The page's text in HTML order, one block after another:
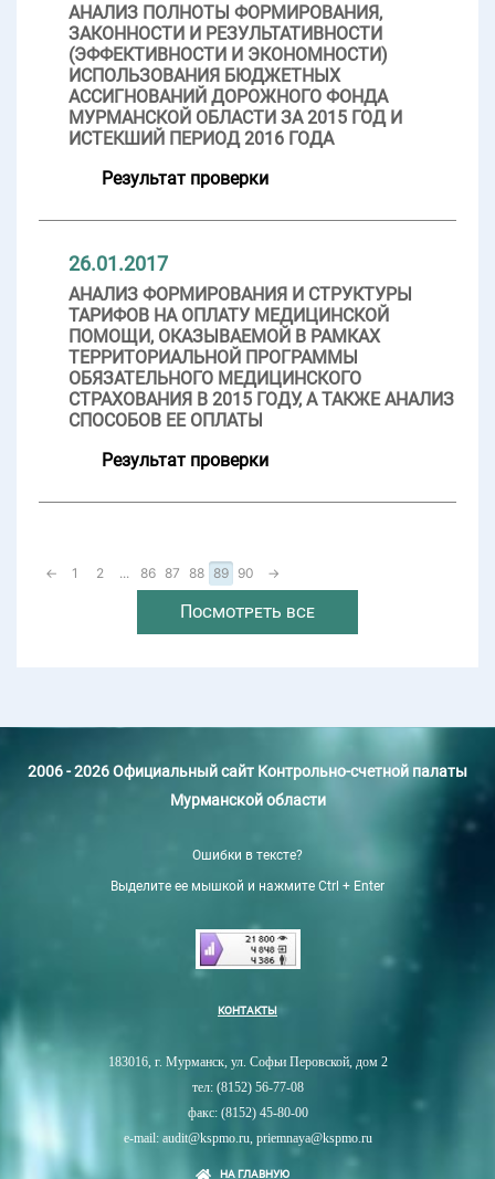
АНАЛИЗ ПОЛНОТЫ ФОРМИРОВАНИЯ,
ЗАКОННОСТИ И РЕЗУЛЬТАТИВНОСТИ
(ЭФФЕКТИВНОСТИ И ЭКОНОМНОСТИ)
ИСПОЛЬЗОВАНИЯ БЮДЖЕТНЫХ
АССИГНОВАНИЙ ДОРОЖНОГО ФОНДА
МУРМАНСКОЙ ОБЛАСТИ ЗА 2015 ГОД И
ИСТЕКШИЙ ПЕРИОД 2016 ГОДА
Результат проверки
26.01.2017
АНАЛИЗ ФОРМИРОВАНИЯ И СТРУКТУРЫ
ТАРИФОВ НА ОПЛАТУ МЕДИЦИНСКОЙ
ПОМОЩИ, ОКАЗЫВАЕМОЙ В РАМКАХ
ТЕРРИТОРИАЛЬНОЙ ПРОГРАММЫ
ОБЯЗАТЕЛЬНОГО МЕДИЦИНСКОГО
СТРАХОВАНИЯ В 2015 ГОДУ, А ТАКЖЕ АНАЛИЗ
СПОСОБОВ ЕЕ ОПЛАТЫ
Результат проверки
← 1 2 ... 86 87 88 89 90 →
Посмотреть все
2006 - 2026 Официальный сайт Контрольно-счетной палаты
Мурманской области
Ошибки в тексте?
Выделите ее мышкой и нажмите Ctrl + Enter
КОНТАКТЫ
183016, г. Мурманск, ул. Софьи Перовской, дом 2
тел: (8152) 56-77-08
факс: (8152) 45-80-00
e-mail: audit@kspmo.ru, priemnaya@kspmo.ru
НА ГЛАВНУЮ